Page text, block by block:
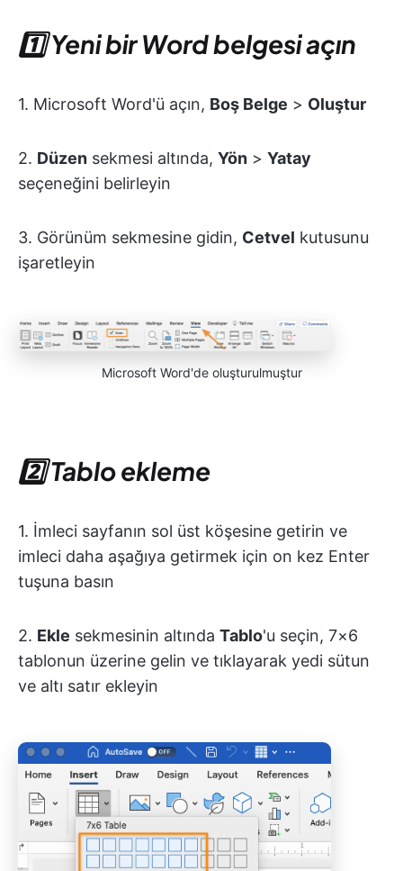
1️⃣ Yeni bir Word belgesi açın
1. Microsoft Word'ü açın, Boş Belge > Oluştur
2. Düzen sekmesi altında, Yön > Yatay
seçeneğini belirleyin
3. Görünüm sekmesine gidin, Cetvel kutusunu
işaretleyin
Microsoft Word'de oluşturulmuştur
2️⃣ Tablo ekleme
1. İmleci sayfanın sol üst köşesine getirin ve
imleci daha aşağıya getirmek için on kez Enter
tuşuna basın
2. Ekle sekmesinin altında Tablo'u seçin, 7×6
tablonun üzerine gelin ve tıklayarak yedi sütun
ve altı satır ekleyin